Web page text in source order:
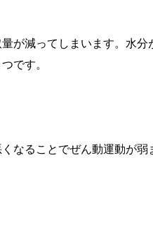
が減ってしまいます。水分
です。
なることでぜん動運動が弱